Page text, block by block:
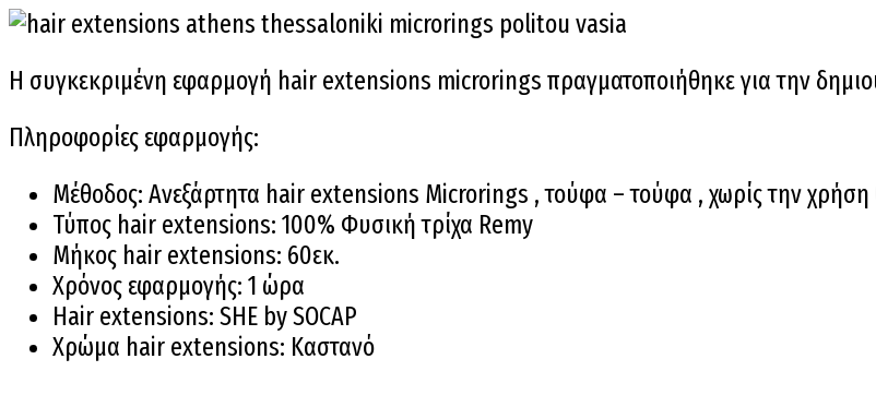
Η συγκεκριμένη εφαρμογή hair extensions microrings πραγματοποιήθηκε για την
Πληροφορίες εφαρμογής:
Μέθοδος: Ανεξάρτητα hair extensions Microrings , τούφα – τούφα , χωρίς την
Τύπος hair extensions: 100% Φυσική τρίχα Remy
Μήκος hair extensions: 60εκ.
Χρόνος εφαρμογής: 1 ώρα
Hair extensions: SHE by SOCAP
Χρώμα hair extensions: Καστανό